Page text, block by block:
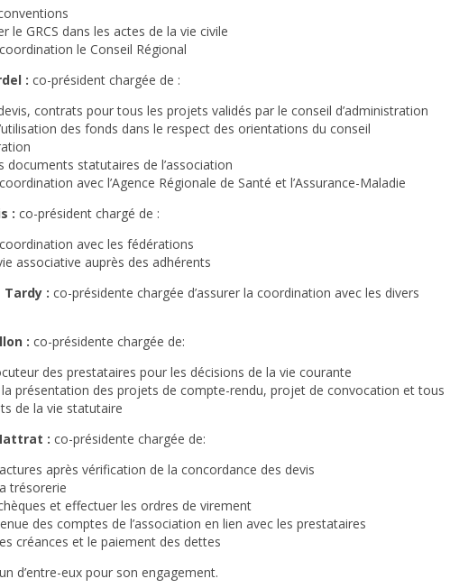
le GRCS dans les actes de la vie civile
le Conseil Régional
: co-président chargée de :
contrats pour tous les projets validés par le conseil d’administration
des fonds dans le respect des orientations du conseil
documents statutaires de l’association
avec l’Agence Régionale de Santé et l’Assurance-Maladie
: co-président chargé de :
avec les fédérations
associative auprès des adhérents
Tardy : co-présidente chargée d’assurer la coordination avec les divers
: co-présidente chargée de:
des prestataires pour les décisions de la vie courante
la présentation des projets de compte-rendu, projet de convocation et tous
de la vie statutaire
: co-présidente chargée de:
après vérification de la concordance des devis
trésorerie
et effectuer les ordres de virement
des comptes de l’association en lien avec les prestataires
créances et le paiement des dettes
d’entre-eux pour son engagement.